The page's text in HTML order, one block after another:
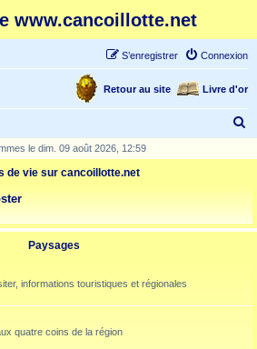
www.cancoillotte.net
Connexion
S’enregistrer
Livre d'or
Retour au site
r
le dim. 09 août 2026, 12:59
de vie sur cancoillotte.net
Paysages
informations touristiques et régionales
quatre coins de la région